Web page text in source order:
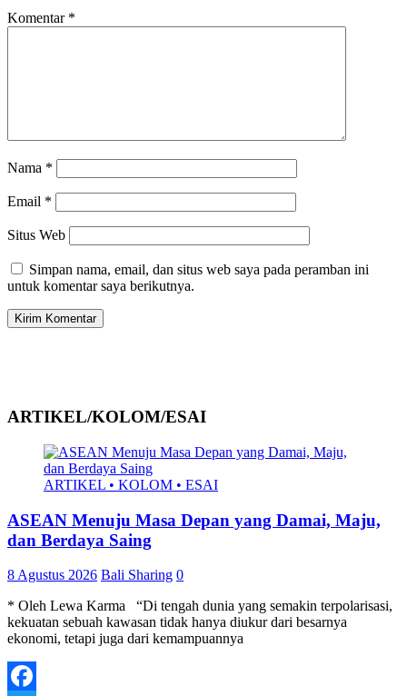
Komentar *
Nama *
Email *
Situs Web
Simpan nama, email, dan situs web saya pada peramban ini
untuk komentar saya berikutnya.
ARTIKEL/KOLOM/ESAI
ARTIKEL • KOLOM • ESAI
ASEAN Menuju Masa Depan yang Damai, Maju,
dan Berdaya Saing
8 Agustus 2026 Bali Sharing 0
* Oleh Lewa Karma “Di tengah dunia yang semakin terpolarisasi,
kekuatan sebuah kawasan tidak hanya diukur dari besarnya
ekonomi, tetapi juga dari kemampuannya